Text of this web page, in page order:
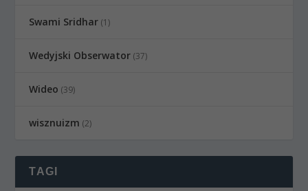
Swami Sridhar (1)
Wedyjski Obserwator (37)
Wideo (39)
wisznuizm (2)
TAGI